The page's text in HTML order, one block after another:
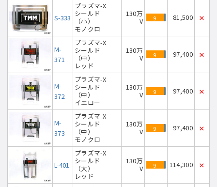
S-333
プラズマ-X
シールド
（小）
モノクロ
130万
V
9 81,500 ×
M-
371
プラズマ-X
シールド
（中）
レッド
130万
V
9 97,400 ×
M-
372
プラズマ-X
シールド
（中）
イエロー
130万
V
9 97,400 ×
M-
373
プラズマ-X
シールド
（中）
モノクロ
130万
V
9 97,400 ×
L-401
プラズマ-X
シールド
（大）
レッド
130万
V
9 114,300 ×